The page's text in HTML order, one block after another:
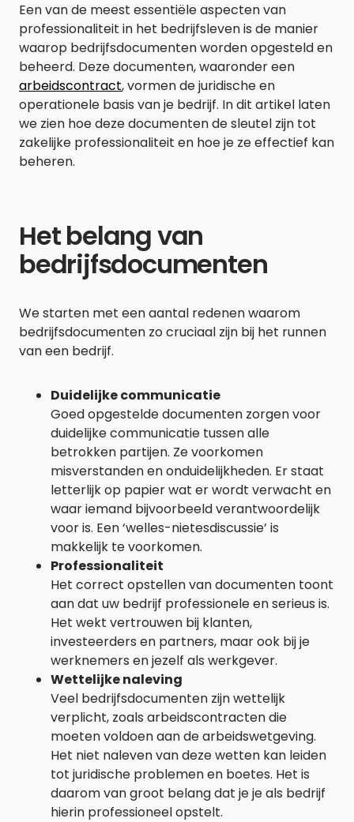
Een van de meest essentiële aspecten van
professionaliteit in het bedrijfsleven is de manier
waarop bedrijfsdocumenten worden opgesteld en
beheerd. Deze documenten, waaronder een
arbeidscontract, vormen de juridische en
operationele basis van je bedrijf. In dit artikel laten
we zien hoe deze documenten de sleutel zijn tot
zakelijke professionaliteit en hoe je ze effectief kan
beheren.
Het belang van
bedrijfsdocumenten
We starten met een aantal redenen waarom
bedrijfsdocumenten zo cruciaal zijn bij het runnen
van een bedrijf.
Duidelijke communicatie
Goed opgestelde documenten zorgen voor
duidelijke communicatie tussen alle
betrokken partijen. Ze voorkomen
misverstanden en onduidelijkheden. Er staat
letterlijk op papier wat er wordt verwacht en
waar iemand bijvoorbeeld verantwoordelijk
voor is. Een ‘welles-nietesdiscussie’ is
makkelijk te voorkomen.
Professionaliteit
Het correct opstellen van documenten toont
aan dat uw bedrijf professionele en serieus is.
Het wekt vertrouwen bij klanten,
investeerders en partners, maar ook bij je
werknemers en jezelf als werkgever.
Wettelijke naleving
Veel bedrijfsdocumenten zijn wettelijk
verplicht, zoals arbeidscontracten die
moeten voldoen aan de arbeidswetgeving.
Het niet naleven van deze wetten kan leiden
tot juridische problemen en boetes. Het is
daarom van groot belang dat je je als bedrijf
hierin professioneel opstelt.